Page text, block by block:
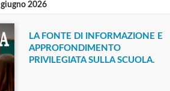
giugno 2026
LA FONTE DI INFORMAZIONE E
APPROFONDIMENTO
PRIVILEGIATA SULLA SCUOLA.